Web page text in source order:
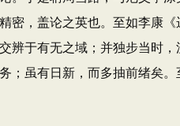
，盖论之英也。至如李康
辨于有无之域；并独步当时
虽有日新，而多抽前绪矣